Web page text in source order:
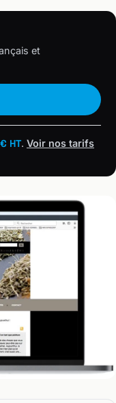
et
HT. Voir nos tarifs